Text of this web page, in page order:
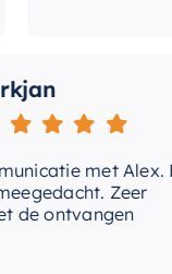
Ja
Ja
met Alex. Er
Zeer
ontvangen